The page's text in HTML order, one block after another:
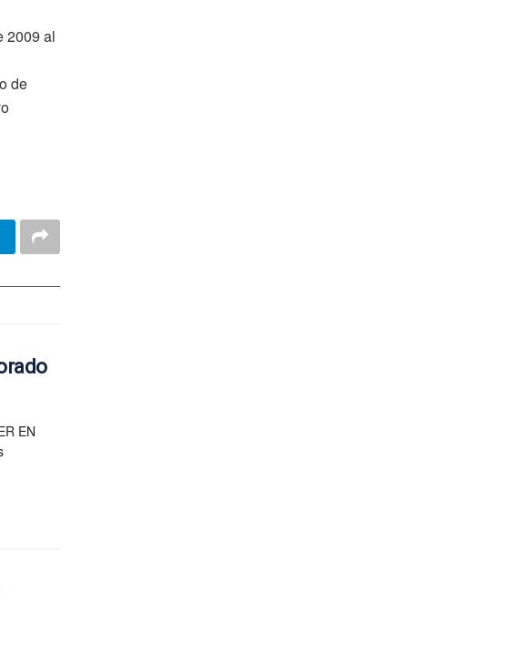
2009 al
de
EN